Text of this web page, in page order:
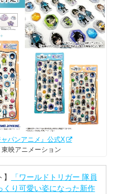
ャパンアニメ』公式X
映アニメーション
「ワールドトリガー 隊員
くり可愛い姿になった新作